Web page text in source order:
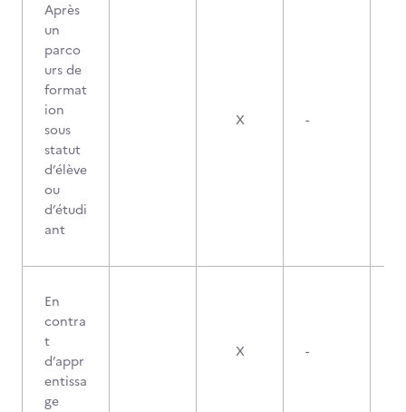
Après
un
parco
urs de
format
ion
sous
statut
d’élève
ou
d’étudi
ant
X -
En
contra
t
d’appr
entissa
ge
X -